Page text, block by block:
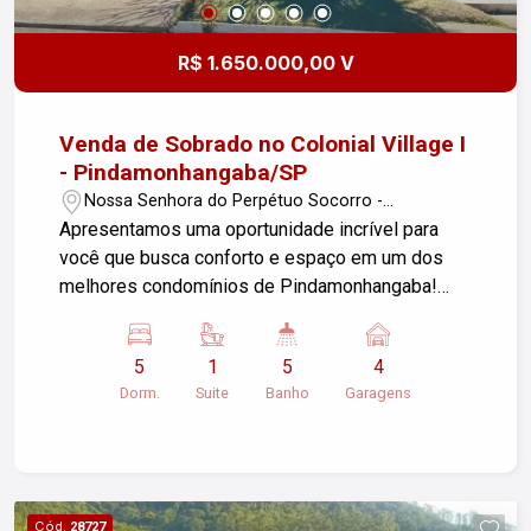
R$ 1.650.000,00 V
Venda de Sobrado no Colonial Village I
- Pindamonhangaba/SP
Nossa Senhora do Perpétuo Socorro -
Pindamonhangaba/SP
Apresentamos uma oportunidade incrível para
você que busca conforto e espaço em um dos
melhores condomínios de Pindamonhangaba!
Nossa Senhora do Perpétuo Socorro e possui as
seguintes características: - 5 dormitórios, sendo
uma suíte master com banheira, closet, pia e
para momentos de convivência e refeições em
5
Dorm.
1
Suite
5
Banho
4
Garagens
Cód. 28727